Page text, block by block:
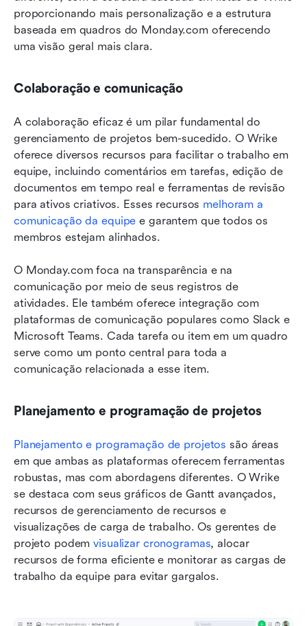
proporcionando mais personalização e a estrutura
baseada em quadros do Monday.com oferecendo
uma visão geral mais clara.
Colaboração e comunicação
A colaboração eficaz é um pilar fundamental do
gerenciamento de projetos bem-sucedido. O Wrike
oferece diversos recursos para facilitar o trabalho em
equipe, incluindo comentários em tarefas, edição de
documentos em tempo real e ferramentas de revisão
para ativos criativos. Esses recursos melhoram a
comunicação da equipe e garantem que todos os
membros estejam alinhados.
O Monday.com foca na transparência e na
comunicação por meio de seus registros de
atividades. Ele também oferece integração com
plataformas de comunicação populares como Slack e
Microsoft Teams. Cada tarefa ou item em um quadro
serve como um ponto central para toda a
comunicação relacionada a esse item.
Planejamento e programação de projetos
Planejamento e programação de projetos são áreas
em que ambas as plataformas oferecem ferramentas
robustas, mas com abordagens diferentes. O Wrike
se destaca com seus gráficos de Gantt avançados,
recursos de gerenciamento de recursos e
visualizações de carga de trabalho. Os gerentes de
projeto podem visualizar cronogramas, alocar
recursos de forma eficiente e monitorar as cargas de
trabalho da equipe para evitar gargalos.